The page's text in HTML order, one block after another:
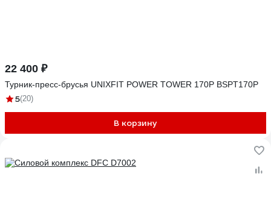
22 400 ₽
Турник-пресс-брусья UNIXFIT POWER TOWER 170P BSPT170P
5(20)
В корзину